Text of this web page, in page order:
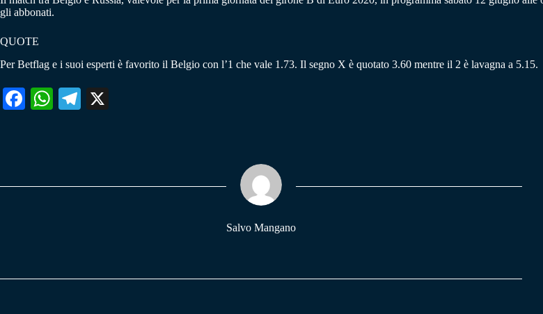
gli abbonati.
QUOTE
Per Betflag e i suoi esperti è favorito il Belgio con l’1 che vale 1.73. Il segno X è quotato 3.60 mentre il 2 è lavagna a 5.15.
Fa W
pp
Te
m
Salvo Mangano